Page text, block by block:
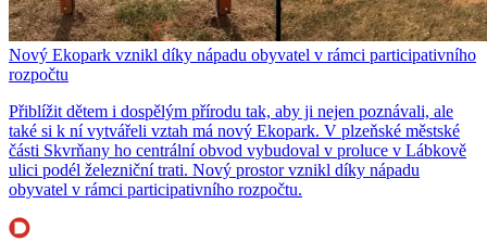
Nový Ekopark vznikl díky nápadu obyvatel v rámci participativního
rozpočtu
Přiblížit dětem i dospělým přírodu tak, aby ji nejen poznávali, ale
také si k ní vytvářeli vztah má nový Ekopark. V plzeňské městské
části Skvrňany ho centrální obvod vybudoval v proluce v Lábkově
ulici podél železniční trati. Nový prostor vznikl díky nápadu
obyvatel v rámci participativního rozpočtu.